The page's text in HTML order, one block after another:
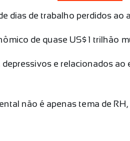
dias de trabalho perdidos ao
de quase US$ 1 trilhão
e relacionados ao
não é apenas tema de